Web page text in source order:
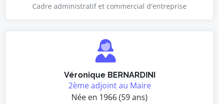
Cadre administratif et commercial d'entreprise
Véronique BERNARDINI
2ème adjoint au Maire
Née en 1966 (59 ans)